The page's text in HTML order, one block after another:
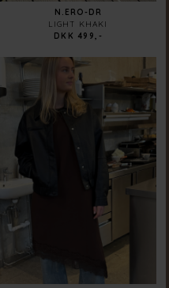
N.ERO-DR
LIGHT KHAKI
DKK 499,-